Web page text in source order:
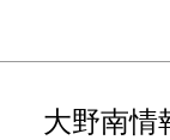
大野南